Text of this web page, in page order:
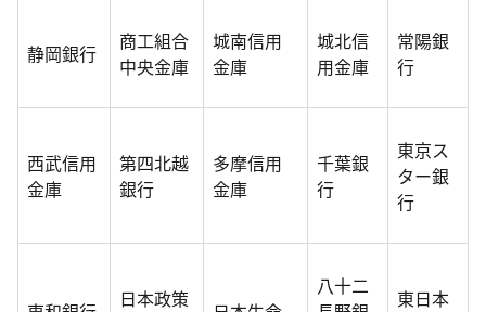
静岡銀行
商工組合
中央金庫
城南信用
金庫
城北信
用金庫
常陽銀
行
西武信用
金庫
第四北越
銀行
多摩信用
金庫
千葉銀
行
東京ス
ター銀
行
日本政策
八十二
東日本